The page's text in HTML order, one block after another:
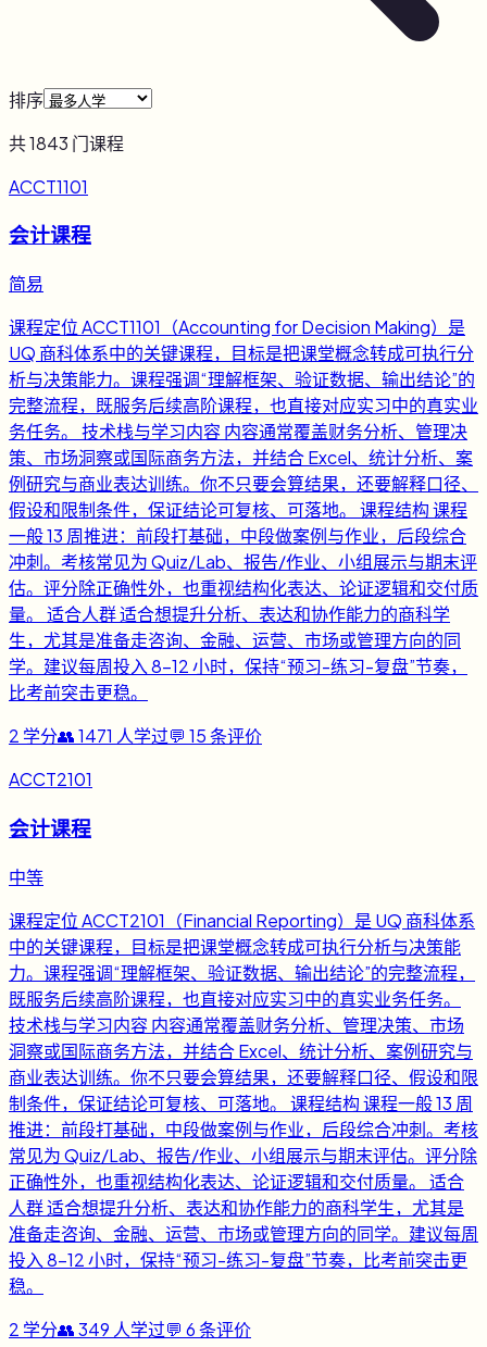
排序
共1843 门课程
ACCT1101
会计课程
简易
课程定位 ACCT1101（Accounting for Decision Making）是
UQ 商科体系中的关键课程，目标是把课堂概念转成可执行分
析与决策能力。课程强调“理解框架、验证数据、输出结论”的
完整流程，既服务后续高阶课程，也直接对应实习中的真实业
务任务。 技术栈与学习内容 内容通常覆盖财务分析、管理决
策、市场洞察或国际商务方法，并结合 Excel、统计分析、案
例研究与商业表达训练。你不只要会算结果，还要解释口径、
假设和限制条件，保证结论可复核、可落地。 课程结构 课程
一般 13 周推进：前段打基础，中段做案例与作业，后段综合
冲刺。考核常见为 Quiz/Lab、报告/作业、小组展示与期末评
估。评分除正确性外，也重视结构化表达、论证逻辑和交付质
量。 适合人群 适合想提升分析、表达和协作能力的商科学
生，尤其是准备走咨询、金融、运营、市场或管理方向的同
学。建议每周投入 8-12 小时，保持“预习-练习-复盘”节奏，
比考前突击更稳。
2 学分👥1471 人学过💬 15条评价
ACCT2101
会计课程
中等
课程定位 ACCT2101（Financial Reporting）是 UQ 商科体系
中的关键课程，目标是把课堂概念转成可执行分析与决策能
力。课程强调“理解框架、验证数据、输出结论”的完整流程，
既服务后续高阶课程，也直接对应实习中的真实业务任务。
技术栈与学习内容 内容通常覆盖财务分析、管理决策、市场
洞察或国际商务方法，并结合 Excel、统计分析、案例研究与
商业表达训练。你不只要会算结果，还要解释口径、假设和限
制条件，保证结论可复核、可落地。 课程结构 课程一般 13 周
推进：前段打基础，中段做案例与作业，后段综合冲刺。考核
常见为 Quiz/Lab、报告/作业、小组展示与期末评估。评分除
正确性外，也重视结构化表达、论证逻辑和交付质量。 适合
人群 适合想提升分析、表达和协作能力的商科学生，尤其是
准备走咨询、金融、运营、市场或管理方向的同学。建议每周
投入 8-12 小时，保持“预习-练习-复盘”节奏，比考前突击更
稳。
2 学分👥349 人学过💬 6条评价